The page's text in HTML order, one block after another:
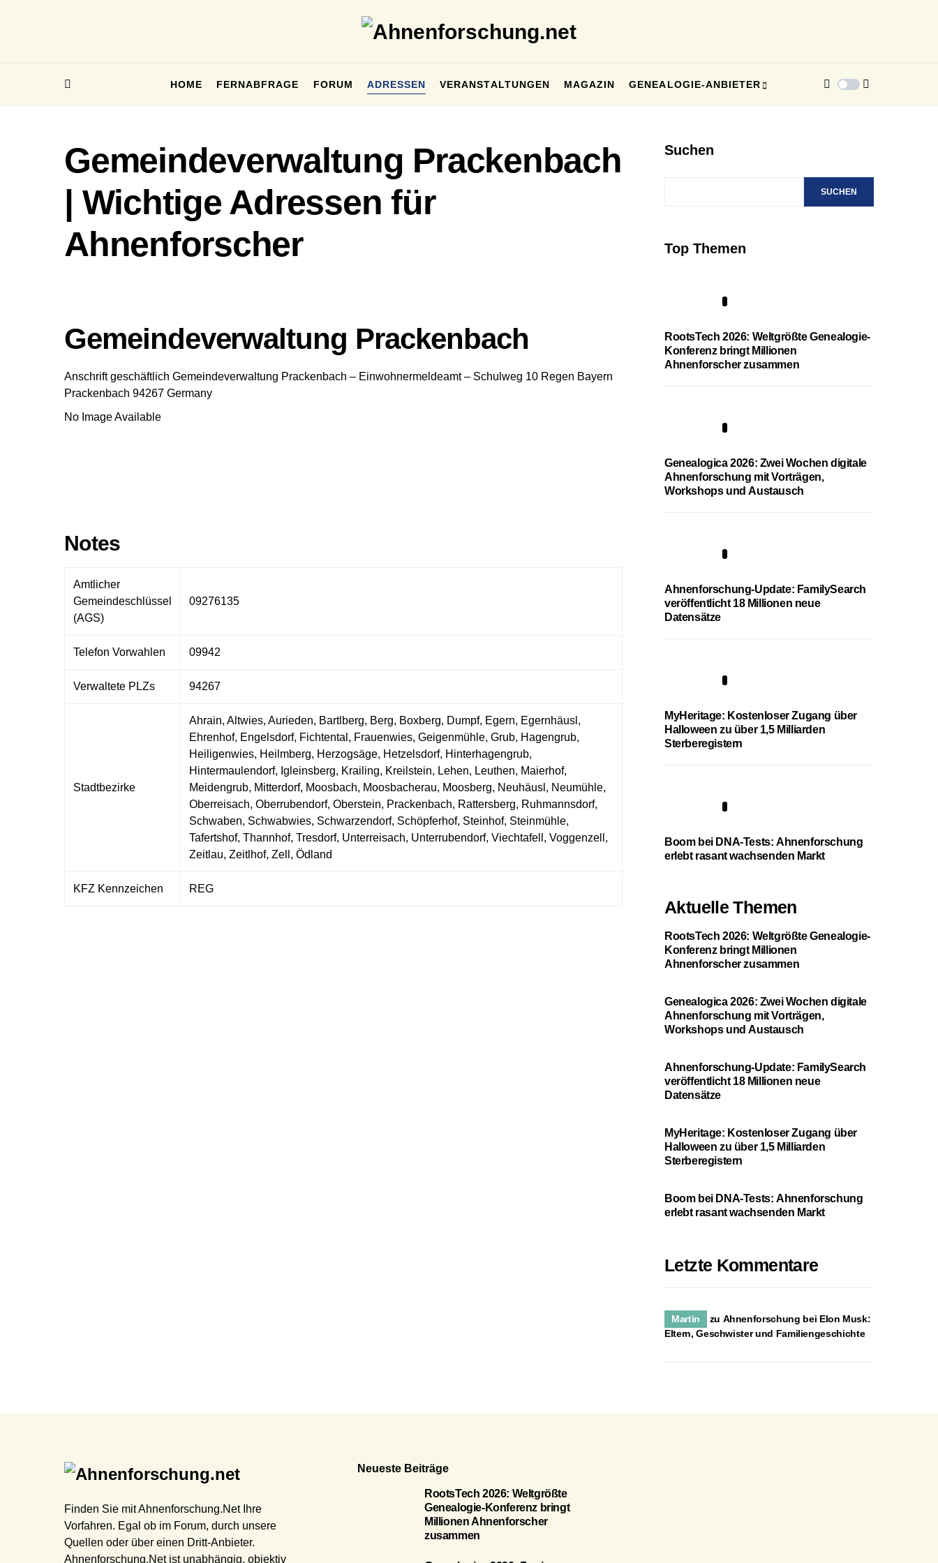
HOME FERNABFRAGE FORUM ADRESSEN VERANSTALTUNGEN MAGAZIN GENEALOGIE-ANBIETER
Gemeindeverwaltung Prackenbach
| Wichtige Adressen für
Ahnenforscher
Gemeindeverwaltung Prackenbach
Anschrift geschäftlich Gemeindeverwaltung Prackenbach – Einwohnermeldeamt – Schulweg 10 Regen Bayern
Prackenbach 94267 Germany
No Image Available
Notes
Amtlicher
Gemeindeschlüssel
(AGS)
09276135
Telefon Vorwahlen 09942
Verwaltete PLZs 94267
Stadtbezirke
Ahrain, Altwies, Aurieden, Bartlberg, Berg, Boxberg, Dumpf, Egern, Egernhäusl,
Ehrenhof, Engelsdorf, Fichtental, Frauenwies, Geigenmühle, Grub, Hagengrub,
Heiligenwies, Heilmberg, Herzogsäge, Hetzelsdorf, Hinterhagengrub,
Hintermaulendorf, Igleinsberg, Krailing, Kreilstein, Lehen, Leuthen, Maierhof,
Meidengrub, Mitterdorf, Moosbach, Moosbacherau, Moosberg, Neuhäusl, Neumühle,
Oberreisach, Oberrubendorf, Oberstein, Prackenbach, Rattersberg, Ruhmannsdorf,
Schwaben, Schwabwies, Schwarzendorf, Schöpferhof, Steinhof, Steinmühle,
Tafertshof, Thannhof, Tresdorf, Unterreisach, Unterrubendorf, Viechtafell, Voggenzell,
Zeitlau, Zeitlhof, Zell, Ödland
KFZ Kennzeichen REG
Suchen
SUCHEN
Top Themen
RootsTech 2026: Weltgrößte Genealogie-
Konferenz bringt Millionen
Ahnenforscher zusammen
Genealogica 2026: Zwei Wochen digitale
Ahnenforschung mit Vorträgen,
Workshops und Austausch
Ahnenforschung-Update: FamilySearch
veröffentlicht 18 Millionen neue
Datensätze
MyHeritage: Kostenloser Zugang über
Halloween zu über 1,5 Milliarden
Sterberegistern
Boom bei DNA-Tests: Ahnenforschung
erlebt rasant wachsenden Markt
Aktuelle Themen
RootsTech 2026: Weltgrößte Genealogie-
Konferenz bringt Millionen
Ahnenforscher zusammen
Genealogica 2026: Zwei Wochen digitale
Ahnenforschung mit Vorträgen,
Workshops und Austausch
Ahnenforschung-Update: FamilySearch
veröffentlicht 18 Millionen neue
Datensätze
MyHeritage: Kostenloser Zugang über
Halloween zu über 1,5 Milliarden
Sterberegistern
Boom bei DNA-Tests: Ahnenforschung
erlebt rasant wachsenden Markt
Letzte Kommentare
Martin zu Ahnenforschung bei Elon Musk:
Eltern, Geschwister und Familiengeschichte
Finden Sie mit Ahnenforschung.Net Ihre
Vorfahren. Egal ob im Forum, durch unsere
Quellen oder über einen Dritt-Anbieter.
Ahnenforschung.Net ist unabhängig, objektiv
Neueste Beiträge
RootsTech 2026: Weltgrößte
Genealogie-Konferenz bringt
Millionen Ahnenforscher
zusammen